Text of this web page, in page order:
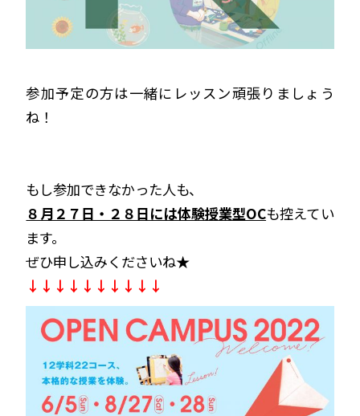
参加予定の方は一緒にレッスン頑張りましょう
ね！
もし参加できなかった人も、
８月２７日・２８日には体験授業型OCも控えてい
ます。
ぜひ申し込みくださいね★
↓↓↓↓↓↓↓↓↓↓